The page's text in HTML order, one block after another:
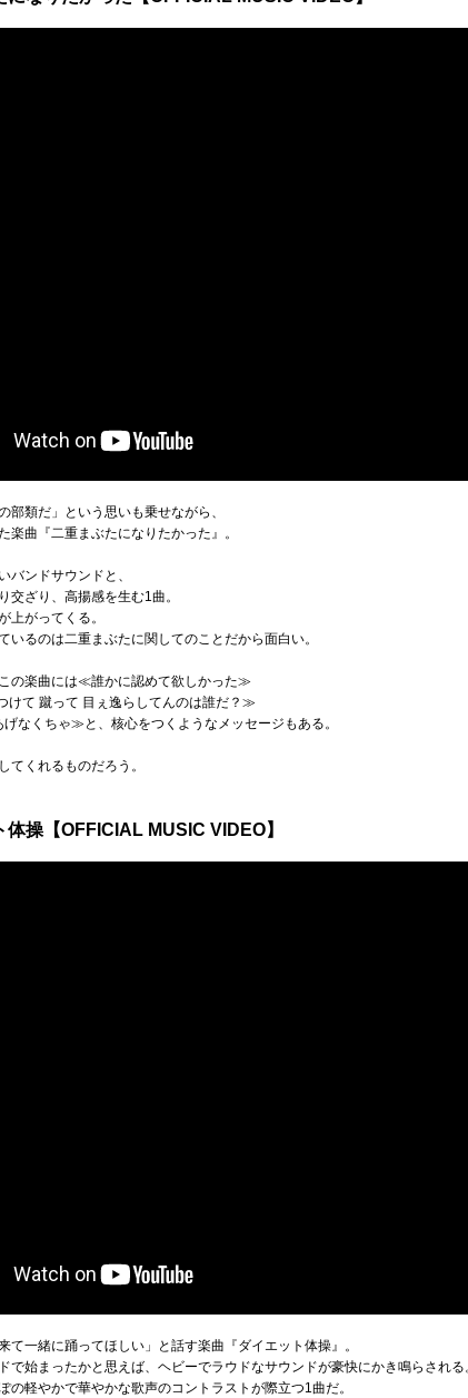
部類だ」という思いも乗せながら、
楽曲『二重まぶたになりたかった』。
バンドサウンドと、
交ざり、高揚感を生む1曲。
上がってくる。
いるのは二重まぶたに関してのことだから面白い。
の楽曲には≪誰かに認めて欲しかった≫
けて 蹴って 目ぇ逸らしてんのは誰だ？≫
なくちゃ≫と、核心をつくようなメッセージもある。
てくれるものだろう。
体操【OFFICIAL MUSIC VIDEO】
て一緒に踊ってほしい」と話す楽曲『ダイエット体操』。
で始まったかと思えば、ヘビーでラウドなサウンドが豪快にかき鳴らされる
の軽やかで華やかな歌声のコントラストが際立つ1曲だ。